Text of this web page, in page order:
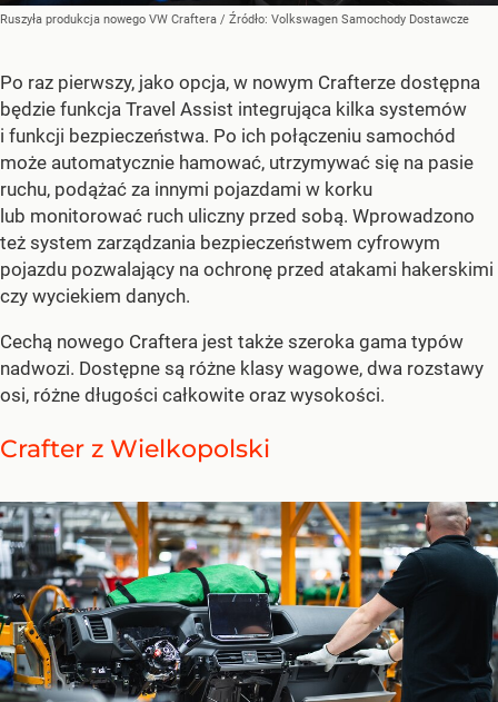
Ruszyła produkcja nowego VW Craftera / Źródło: Volkswagen Samochody Dostawcze
Po raz pierwszy, jako opcja, w nowym Crafterze dostępna
będzie funkcja Travel Assist integrująca kilka systemów
i funkcji bezpieczeństwa. Po ich połączeniu samochód
może automatycznie hamować, utrzymywać się na pasie
ruchu, podążać za innymi pojazdami w korku
lub monitorować ruch uliczny przed sobą. Wprowadzono
też system zarządzania bezpieczeństwem cyfrowym
pojazdu pozwalający na ochronę przed atakami hakerskimi
czy wyciekiem danych.
Cechą nowego Craftera jest także szeroka gama typów
nadwozi. Dostępne są różne klasy wagowe, dwa rozstawy
osi, różne długości całkowite oraz wysokości.
Crafter z Wielkopolski